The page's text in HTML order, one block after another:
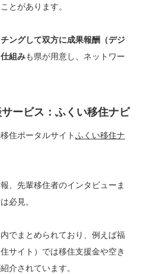
とがあります。
ングして双方に成果報酬（デジ
組みも県が用意し、ネットワー
ービス：ふくい移住ナビ
住ポータルサイトふくい移住ナ
、先輩移住者のインタビューま
必見。
でまとめられており、例えば福
住サイト）では移住支援金や空き
介されています。